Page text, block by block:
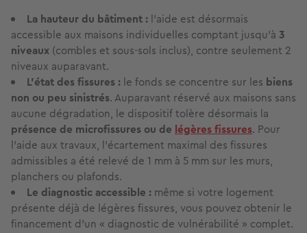
La hauteur du bâtiment : l'aide est désormais
accessible aux maisons individuelles comptant jusqu'à 3
niveaux (combles et sous-sols inclus), contre seulement 2
niveaux auparavant.
L'état des fissures : le fonds se concentre sur les biens
non ou peu sinistrés. Auparavant réservé aux maisons sans
aucune dégradation, le dispositif tolère désormais la
présence de microfissures ou de légères fissures. Pour
l'aide aux travaux, l'écartement maximal des fissures
admissibles a été relevé de 1 mm à 5 mm sur les murs,
planchers ou plafonds.
Le diagnostic accessible : même si votre logement
présente déjà de légères fissures, vous pouvez obtenir le
financement d'un « diagnostic de vulnérabilité » complet.